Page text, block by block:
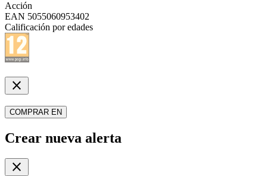
Acción
EAN 5055060953402
Calificación por edades
close
COMPRAR EN
Crear nueva alerta
close